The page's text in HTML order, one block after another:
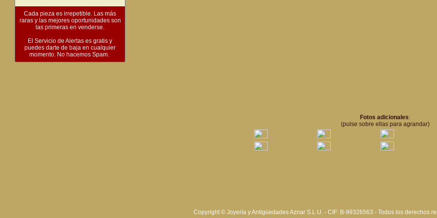
Cada pieza es irrepetible. Las más
raras y las mejores oportunidades son
las primeras en venderse.
El Servicio de Alertas es gratis y
puedes darte de baja en cualquier
momento. No hacemos Spam.
Fotos adicionales:
(pulse sobre ellas para agrandar)
Copyright © Joyería y Antigüedades Aznar S.L.U. - CIF: B-99326563 - Todos los derechos